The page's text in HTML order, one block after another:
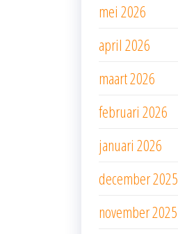
mei 2026
april 2026
maart 2026
februari 2026
januari 2026
december 2025
november 2025